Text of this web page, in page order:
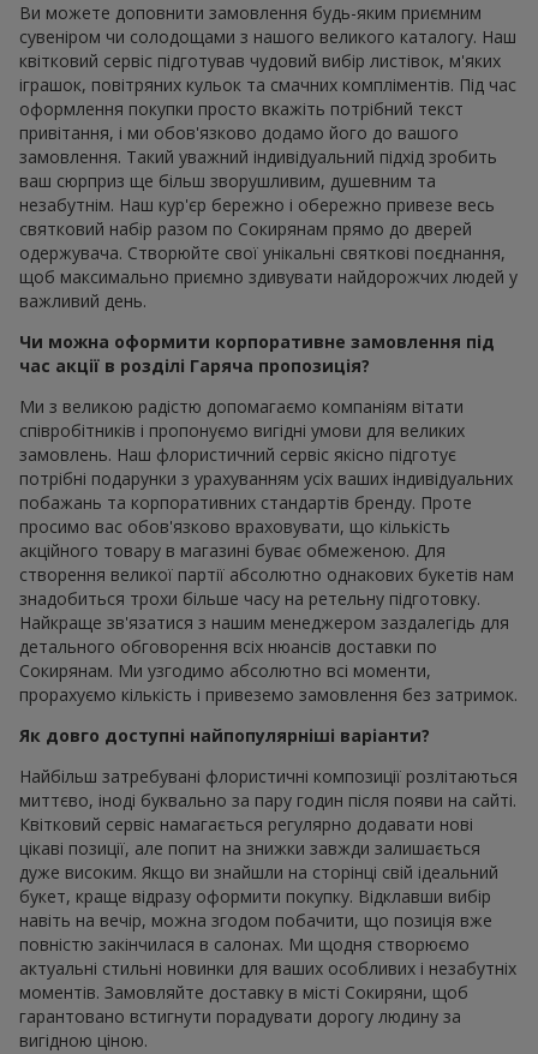
Ви можете доповнити замовлення будь-яким приємним
сувеніром чи солодощами з нашого великого каталогу. Наш
квітковий сервіс підготував чудовий вибір листівок, м'яких
іграшок, повітряних кульок та смачних компліментів. Під час
оформлення покупки просто вкажіть потрібний текст
привітання, і ми обов'язково додамо його до вашого
замовлення. Такий уважний індивідуальний підхід зробить
ваш сюрприз ще більш зворушливим, душевним та
незабутнім. Наш кур'єр бережно і обережно привезе весь
святковий набір разом по Сокирянам прямо до дверей
одержувача. Створюйте свої унікальні святкові поєднання,
щоб максимально приємно здивувати найдорожчих людей у
важливий день.
Чи можна оформити корпоративне замовлення під
час акції в розділі Гаряча пропозиція?
Ми з великою радістю допомагаємо компаніям вітати
співробітників і пропонуємо вигідні умови для великих
замовлень. Наш флористичний сервіс якісно підготує
потрібні подарунки з урахуванням усіх ваших індивідуальних
побажань та корпоративних стандартів бренду. Проте
просимо вас обов'язково враховувати, що кількість
акційного товару в магазині буває обмеженою. Для
створення великої партії абсолютно однакових букетів нам
знадобиться трохи більше часу на ретельну підготовку.
Найкраще зв'язатися з нашим менеджером заздалегідь для
детального обговорення всіх нюансів доставки по
Сокирянам. Ми узгодимо абсолютно всі моменти,
прорахуємо кількість і привеземо замовлення без затримок.
Як довго доступні найпопулярніші варіанти?
Найбільш затребувані флористичні композиції розлітаються
миттєво, іноді буквально за пару годин після появи на сайті.
Квітковий сервіс намагається регулярно додавати нові
цікаві позиції, але попит на знижки завжди залишається
дуже високим. Якщо ви знайшли на сторінці свій ідеальний
букет, краще відразу оформити покупку. Відклавши вибір
навіть на вечір, можна згодом побачити, що позиція вже
повністю закінчилася в салонах. Ми щодня створюємо
актуальні стильні новинки для ваших особливих і незабутніх
моментів. Замовляйте доставку в місті Сокиряни, щоб
гарантовано встигнути порадувати дорогу людину за
вигідною ціною.